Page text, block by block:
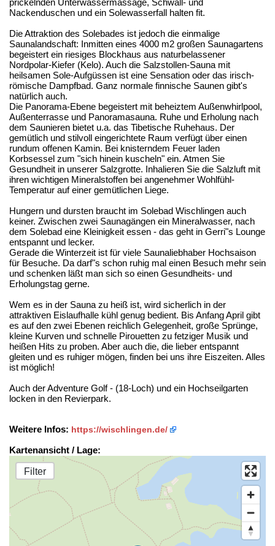
prickelnden Unterwassermassage, Schwall- und
Nackenduschen und ein Solewasserfall halten fit.
Die Attraktion des Solebades ist jedoch die einmalige
Saunalandschaft: Inmitten eines 4000 m2 großen Saunagartens
begeistert ein riesiges Blockhaus aus naturbelassener
Nordpolar-Kiefer (Kelo). Auch die Salzstollen-Sauna mit
heilsamen Sole-Aufgüssen ist eine Sensation oder das irisch-
römische Dampfbad. Ganz normale finnische Saunen gibt's
natürlich auch.
Die Panorama-Ebene begeistert mit beheiztem Außenwhirlpool,
Außenterrasse und Panoramasauna. Ruhe und Erholung nach
dem Saunieren bietet u.a. das Tibetische Ruhehaus. Der
gemütlich und stilvoll eingerichtete Raum verfügt über einen
rundum offenen Kamin. Bei knisterndem Feuer laden
Korbsessel zum "sich hinein kuscheln" ein. Atmen Sie
Gesundheit in unserer Salzgrotte. Inhalieren Sie die Salzluft mit
ihren wichtigen Mineralstoffen bei angenehmer Wohlfühl-
Temperatur auf einer gemütlichen Liege.
Hungern und dursten braucht im Solebad Wischlingen auch
keiner. Zwischen zwei Saunagängen ein Mineralwasser, nach
dem Solebad eine Kleinigkeit essen - das geht in Gerri"s Lounge
entspannt und lecker.
Gerade die Winterzeit ist für viele Saunaliebhaber Hochsaison
für Besuche. Da darf"s schon ruhig mal einen Besuch mehr sein
und schenken läßt man sich so einen Gesundheits- und
Erholungstag gerne.
Wem es in der Sauna zu heiß ist, wird sicherlich in der
attraktiven Eislaufhalle kühl genug bedient. Bis Anfang April gibt
es auf den zwei Ebenen reichlich Gelegenheit, große Sprünge,
kleine Kurven und schnelle Pirouetten zu fetziger Musik und
heißen Hits zu proben. Aber auch die, die lieber entspannt
gleiten und es ruhiger mögen, finden bei uns ihre Eiszeiten. Alles
ist möglich!
Auch der Adventure Golf - (18-Loch) und ein Hochseilgarten
locken in den Revierpark.
Weitere Infos: https://wischlingen.de/
Kartenansicht / Lage:
Filter